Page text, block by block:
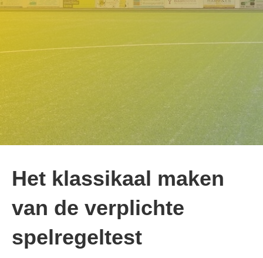
Het klassikaal maken
van de verplichte
spelregeltest